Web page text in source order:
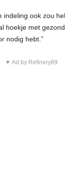
ook zou
hoekje met
nodig hebt.”
▼ Ad by Refinery89